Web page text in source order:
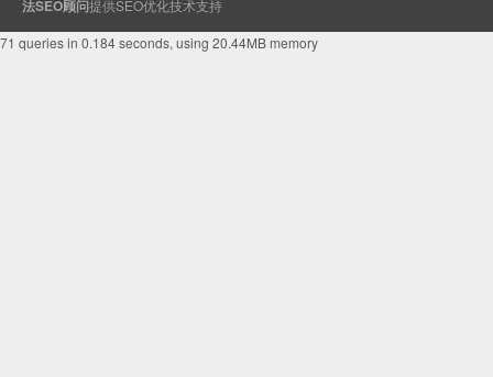
法SEO顾问提供SEO优化技术支持
71 queries in 0.184 seconds, using 20.44MB memory